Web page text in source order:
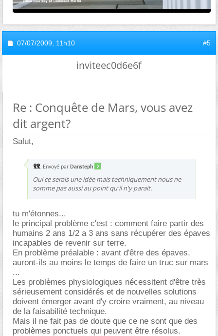
07/07/2009, 11h10 #5
inviteec0d6e6f
Re : Conquête de Mars, vous avez
dit argent?
Salut,
Envoyé par Dansteph
Oui ce serais une idée mais techniquement nous ne
somme pas aussi au point qu'il n'y parait.
tu m'étonnes...
le principal problème c'est : comment faire partir des
humains 2 ans 1/2 a 3 ans sans récupérer des épaves
incapables de revenir sur terre.
En problème préalable : avant d'être des épaves,
auront-ils au moins le temps de faire un truc sur mars
...
Les problèmes physiologiques nécessitent d'être très
sérieusement considérés et de nouvelles solutions
doivent émerger avant d'y croire vraiment, au niveau
de la faisabilité technique.
Mais il ne fait pas de doute que ce ne sont que des
problèmes ponctuels qui peuvent être résolus.